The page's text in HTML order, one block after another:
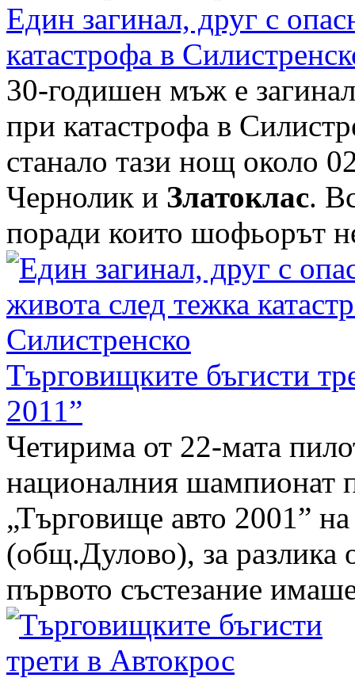
Един загинал, друг с
катастрофа в
30-годишен мъж е
при катастрофа в
станало тази нощ около
Чернолик и Златоклас.
поради които шофьорът
Търговищките бъгисти
2011”
Четирима от 22-мата
националния шампионат
„Търговище авто 2001”
(общ.Дулово), за разлика
първото състезание